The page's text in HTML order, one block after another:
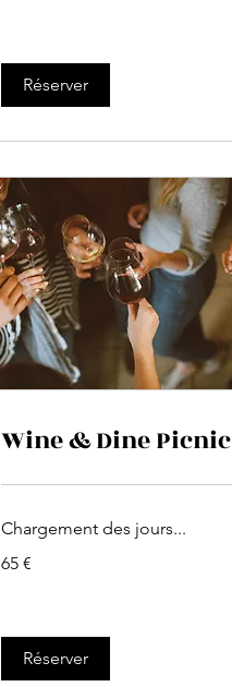
Réserver
Wine & Dine Picnic
Chargement des jours...
euros
65 €
Réserver